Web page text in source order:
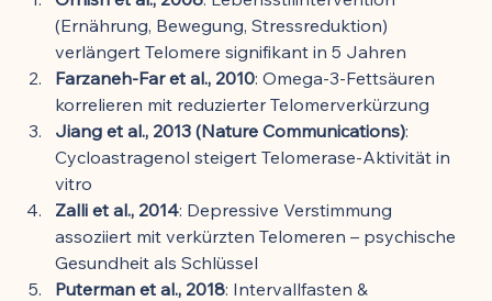
(Ernährung, Bewegung, Stressreduktion)
verlängert Telomere signifikant in 5 Jahren
Farzaneh-Far et al., 2010: Omega-3-Fettsäuren
korrelieren mit reduzierter Telomerverkürzung
Jiang et al., 2013 (Nature Communications):
Cycloastragenol steigert Telomerase-Aktivität in
vitro
Zalli et al., 2014: Depressive Verstimmung
assoziiert mit verkürzten Telomeren – psychische
Gesundheit als Schlüssel
Puterman et al., 2018: Intervallfasten &